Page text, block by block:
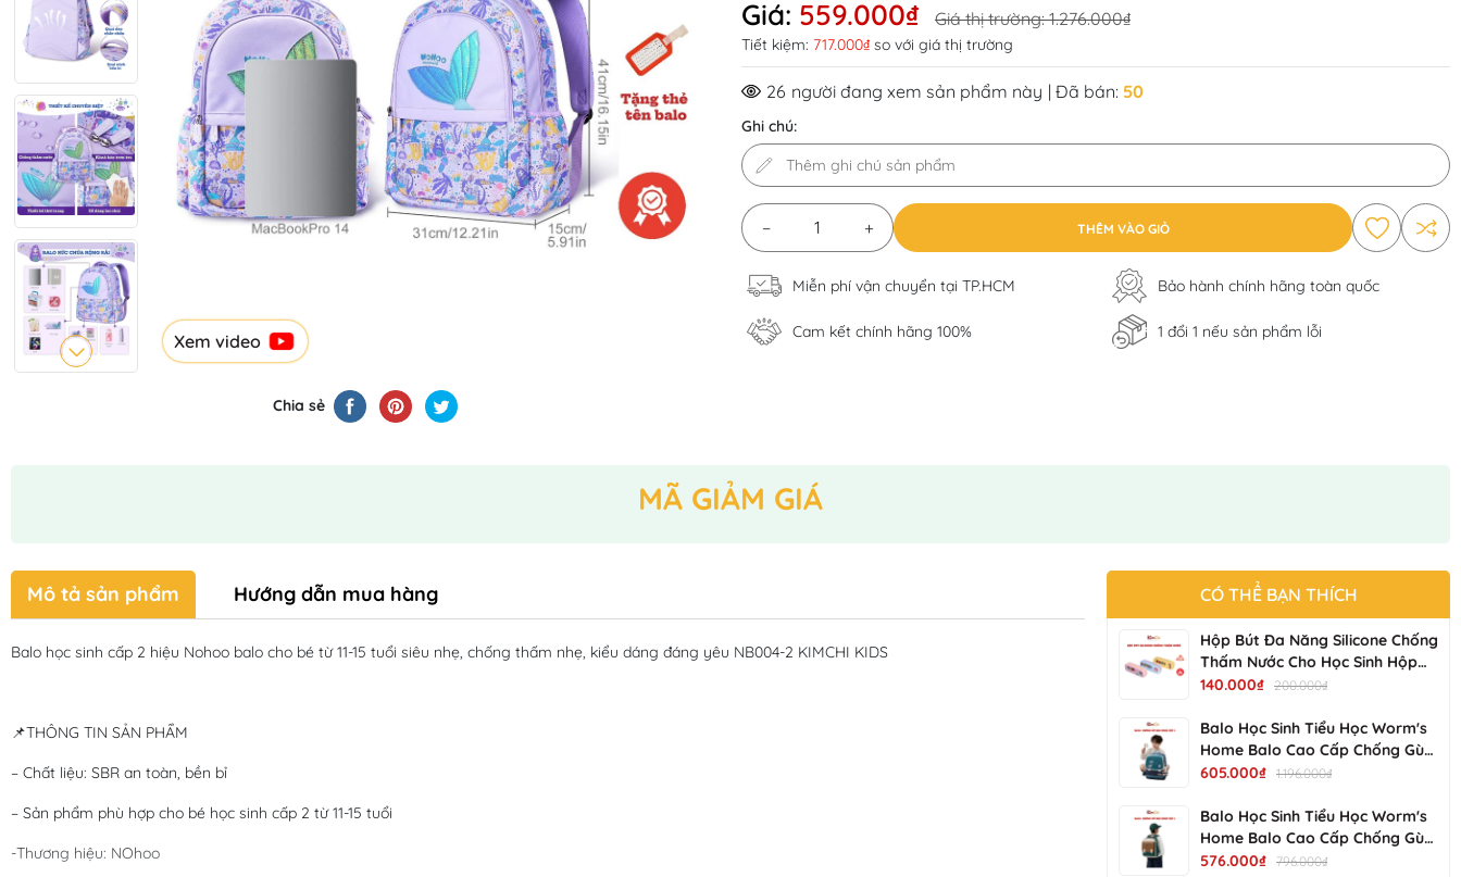
Xem video
Chia sẻ
Giá: 559.000₫ Giá thị trường:1.276.000₫
Tiết kiệm: 717.000₫so với giá thị trường
26 người đang xem sản phẩm này | Đã bán: 50
Ghi chú:
− + THÊM VÀO GIỎ
Miễn phí vận chuyển tại TP.HCM Bảo hành chính hãng toàn quốc
Cam kết chính hãng 100% 1 đổi 1 nếu sản phẩm lỗi
MÃ GIẢM GIÁ
Mô tả sản phẩm Hướng dẫn mua hàng
Balo học sinh cấp 2 hiệu Nohoo balo cho bé từ 11-15 tuổi siêu nhẹ, chống thấm nhẹ, kiểu dáng đáng yêu NB004-2 KIMCHI KIDS
📌THÔNG TIN SẢN PHẨM
– Chất liệu: SBR an toàn, bền bỉ
– Sản phẩm phù hợp cho bé học sinh cấp 2 từ 11-15 tuổi
-Thương hiệu: NOhoo
CÓ THỂ BẠN THÍCH
Hộp Bút Đa Năng Silicone Chống
Thấm Nước Cho Học Sinh Hộp
Bút Bền Đẹp, Dễ Vệ Sinh NV-
140.000₫ 200.000₫
Balo Học Sinh Tiểu Học Worm's
Home Balo Cao Cấp Chống Gù
Balo Cho Bé Siêu Nhẹ Chống
S34202
605.000₫ 1.196.000₫
Balo Học Sinh Tiểu Học Worm's
Home Balo Cao Cấp Chống Gù
Balo Cho Bé Siêu Nhẹ Chống
576.000₫ 796.000₫